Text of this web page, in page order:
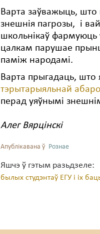
Варта заўважыць, што
знешнія пагрозы, і
школьнікаў
цалкам парушае
паміж народамі.
Варта прыгадаць, што
тэрытарыяльнай
перад уяўнымі
Алег Вярцінскі
Апублікавана ў Рознае
Яшчэ ў гэтым разьдзеле:
былых студэнтаў ЕГУ і іх